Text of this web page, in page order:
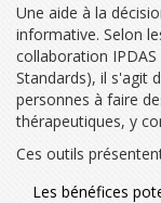
Une aide à la
informative. Selon
collaboration IPDAS
Standards), il s'agit
personnes à faire
thérapeutiques, y
Ces outils
Les bénéfices